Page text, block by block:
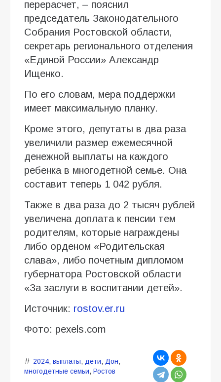
перерасчет, – пояснил
председатель Законодательного
Собрания Ростовской области,
секретарь регионального отделения
«Единой России» Александр
Ищенко.
По его словам, мера поддержки
имеет максимальную планку.
Кроме этого, депутаты в два раза
увеличили размер ежемесячной
денежной выплаты на каждого
ребенка в многодетной семье. Она
составит теперь 1 042 рубля.
Также в два раза до 2 тысяч рублей
увеличена доплата к пенсии тем
родителям, которые награждены
либо орденом «Родительская
слава», либо почетным дипломом
губернатора Ростовской области
«За заслуги в воспитании детей».
Источник: rostov.er.ru
Фото: pexels.com
2024, выплаты, дети, Дон,
многодетные семьи, Ростов